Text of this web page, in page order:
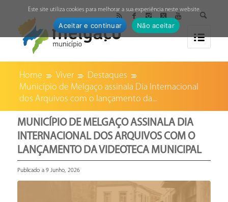
Home Viver
Destaques
Município de Melgaço assinala Dia Internacional
dos Arquivos com o lançamento da...
MUNICÍPIO DE MELGAÇO ASSINALA DIA
INTERNACIONAL DOS ARQUIVOS COM O
LANÇAMENTO DA VIDEOTECA MUNICIPAL
Publicado a 9 Junho, 2026
Este site utiliza cookies para melhorar a sua experiência neste website.
Aceitar e continuar Não aceitar